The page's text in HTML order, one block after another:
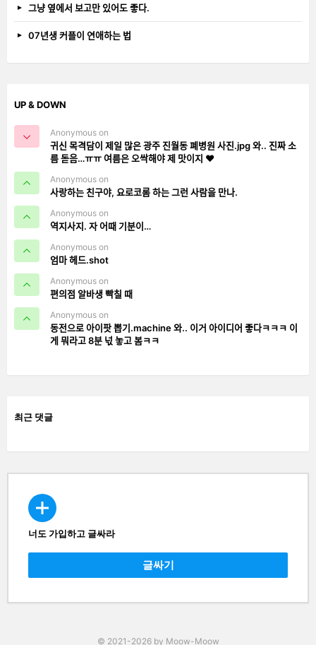
그냥 옆에서 보고만 있어도 좋다.
07년생 커플이 연애하는 법
UP & DOWN
Anonymous on
귀신 목격담이 제일 많은 광주 진월동 폐병원 사진.jpg 와.. 진짜 소
름 돋음…ㅠㅠ 여름은 오싹해야 제 맛이지 ❤️
Anonymous on
사랑하는 친구야, 요로코롬 하는 그런 사람을 만나.
Anonymous on
역지사지. 자 어때 기분이…
Anonymous on
엄마 헤드.shot
Anonymous on
편의점 알바생 빡칠 때
Anonymous on
동전으로 아이팟 뽑기.machine 와.. 이거 아이디어 좋다ㅋㅋㅋ 이
게 뭐라고 8분 넋 놓고 봄ㅋㅋ
최근 댓글
CREATE
너도 가입하고 글싸라
글싸기
© 2021-2026 by Moow-Moow